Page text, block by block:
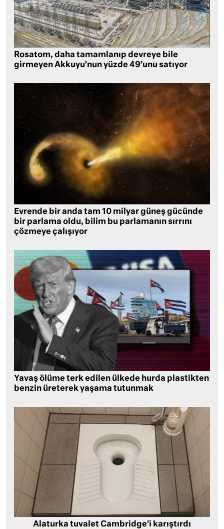
Rosatom, daha tamamlanıp devreye bile
girmeyen Akkuyu’nun yüzde 49’unu satıyor
Evrende bir anda tam 10 milyar güneş gücünde
bir parlama oldu, bilim bu parlamanın sırrını
çözmeye çalışıyor
Yavaş ölüme terk edilen ülkede hurda plastikten
benzin üreterek yaşama tutunmak
Alaturka tuvalet Cambridge’i karıştırdı